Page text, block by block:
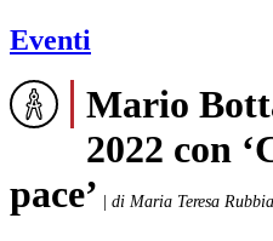
Eventi
Mario
2022 con
pace’
di Maria Teresa